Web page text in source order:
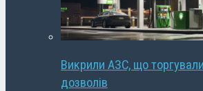
Викрили АЗС, що
дозволів